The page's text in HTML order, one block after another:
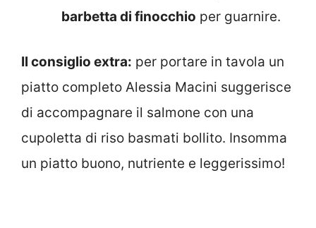
barbetta di finocchio per guarnire.
Il consiglio extra: per portare in tavola un
piatto completo Alessia Macini suggerisce
di accompagnare il salmone con una
cupoletta di riso basmati bollito. Insomma
un piatto buono, nutriente e leggerissimo!